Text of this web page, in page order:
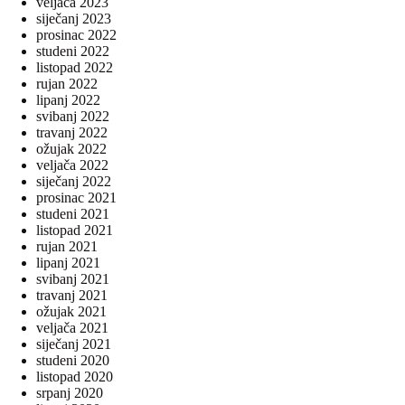
siječanj 2023
prosinac 2022
studeni 2022
listopad 2022
rujan 2022
lipanj 2022
svibanj 2022
travanj 2022
ožujak 2022
veljača 2022
siječanj 2022
prosinac 2021
studeni 2021
listopad 2021
rujan 2021
lipanj 2021
svibanj 2021
travanj 2021
ožujak 2021
veljača 2021
siječanj 2021
studeni 2020
listopad 2020
srpanj 2020